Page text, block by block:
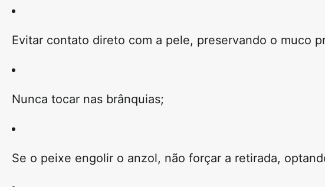
Evitar contato direto com a pele, preservando o muco
Nunca tocar nas brânquias;
Se o peixe engolir o anzol, não forçar a retirada,